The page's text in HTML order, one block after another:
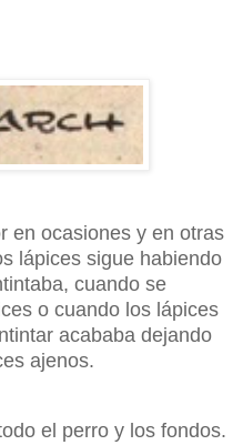
en ocasiones y en otras
lápices sigue habiendo
cuando se
o cuando los lápices
acababa dejando
ajenos.
el perro y los fondos.